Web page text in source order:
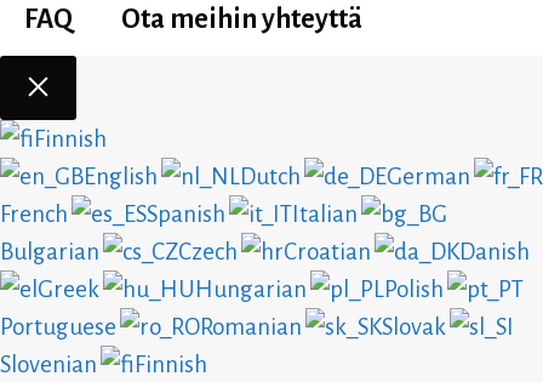
FAQ Ota meihin yhteyttä
Sulje
Finnish
English
Dutch
German
French
Spanish
Italian
Bulgarian
Czech Croatian
Danish
Greek
Hungarian
Polish
Portuguese
Romanian
Slovak
Slovenian
Finnish